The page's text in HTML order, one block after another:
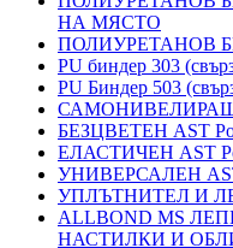
НА МЯСТО
ПОЛИУРЕТАНОВ
PU биндер 303
PU Биндер 503
БЕЗЦВЕТЕН AST
ЕЛАСТИЧЕН AST
УНИВЕРСАЛЕН
УПЛЪТНИТЕЛ И
ALLBOND MS
НАСТИЛКИ И